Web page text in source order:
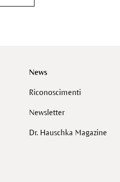
News
Riconoscimenti
Newsletter
Dr. Hauschka Magazine